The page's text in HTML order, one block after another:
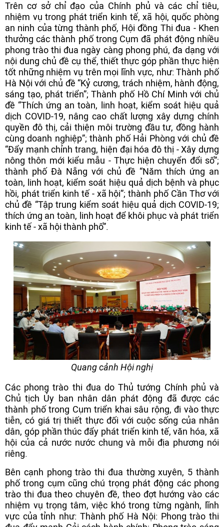
Trên cơ sở chỉ đạo của Chính phủ và các chỉ tiêu,
nhiệm vụ trong phát triển kinh tế, xã hội, quốc phòng
an ninh của từng thành phố, Hội đồng Thi đua - Khen
thưởng các thành phố trong Cụm đã phát động nhiều
phong trào thi đua ngày càng phong phú, đa dạng với
nội dung chủ đề cụ thể, thiết thực góp phần thực hiện
tốt những nhiệm vụ trên mọi lĩnh vực, như: Thành phố
Hà Nội với chủ đề “Kỷ cương, trách nhiệm, hành động,
sáng tạo, phát triển”; Thành phố Hồ Chí Minh với chủ
đề “Thích ứng an toàn, linh hoạt, kiểm soát hiệu quả
dịch COVID-19, nâng cao chất lượng xây dựng chính
quyền đô thị, cải thiện môi trường đầu tư, đồng hành
cùng doanh nghiệp”; thành phố Hải Phòng với chủ đề
“Đẩy mạnh chỉnh trang, hiện đại hóa đô thị - Xây dựng
nông thôn mới kiểu mẫu - Thực hiện chuyển đổi số”;
thành phố Đà Nẵng với chủ đề “Năm thích ứng an
toàn, linh hoạt, kiểm soát hiệu quả dịch bệnh và phục
hồi, phát triển kinh tế - xã hội”; thành phố Cần Thơ với
chủ đề “Tập trung kiểm soát hiệu quả dịch COVID-19;
thích ứng an toàn, linh hoạt để khôi phục và phát triển
kinh tế - xã hội thành phố”.
Quang cảnh Hội nghị
Các phong trào thi đua do Thủ tướng Chính phủ và
Chủ tịch Ủy ban nhân dân phát động đã được các
thành phố trong Cụm triển khai sâu rộng, đi vào thực
tiễn, có giá trị thiết thực đối với cuộc sống của nhân
dân, góp phần thúc đẩy phát triển kinh tế, văn hóa, xã
hội của cả nước nước chung và mỗi địa phương nói
riêng.
Bên cạnh phong trào thi đua thường xuyên, 5 thành
phố trong cụm cũng chú trọng phát động các phong
trào thi đua theo chuyên đề, theo đợt hướng vào các
nhiệm vụ trọng tâm, việc khó trong từng ngành, lĩnh
vực của tỉnh như: Thành phố Hà Nội: Phong trào thi